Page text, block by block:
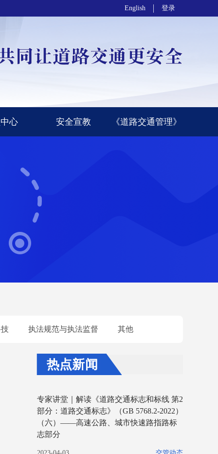
English 登录
心 安全宣教 《道路交通管理》
执法规范与执法监督 其他
热点新闻
专家讲堂｜解读《道路交通标志和标线 第2
部分：道路交通标志》（GB 5768.2-2022）
（六）——高速公路、城市快速路指路标
志部分